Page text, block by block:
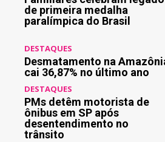
de primeira medalha
paralímpica do Brasil
DESTAQUES
Desmatamento na
cai 36,87% no último ano
DESTAQUES
PMs detêm motorista de
ônibus em SP após
desentendimento no
trânsito